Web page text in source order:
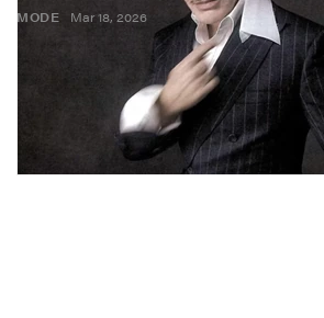
MODE Mar 18, 2026